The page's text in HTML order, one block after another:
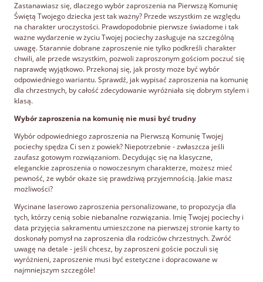
Zastanawiasz się, dlaczego wybór zaproszenia na Pierwszą Komunię
Świętą Twojego dziecka jest tak ważny? Przede wszystkim ze względu
na charakter uroczystości. Prawdopodobnie pierwsze świadome i tak
ważne wydarzenie w życiu Twojej pociechy zasługuje na szczególną
uwagę. Starannie dobrane zaproszenie nie tylko podkreśli charakter
chwili, ale przede wszystkim, pozwoli zaproszonym gościom poczuć się
naprawdę wyjątkowo. Przekonaj się, jak prosty może być wybór
odpowiedniego wariantu. Sprawdź, jak wypisać zaproszenia na komunię
dla chrzestnych, by całość zdecydowanie wyróżniała się dobrym stylem i
klasą.
Wybór zaproszenia na komunię nie musi być trudny
Wybór odpowiedniego zaproszenia na Pierwszą Komunię Twojej
pociechy spędza Ci sen z powiek? Niepotrzebnie - zwłaszcza jeśli
zaufasz gotowym rozwiązaniom. Decydując się na klasyczne,
eleganckie zaproszenia o nowoczesnym charakterze, możesz mieć
pewność, że wybór okaże się prawdziwą przyjemnością. Jakie masz
możliwości?
Wycinane laserowo zaproszenia personalizowane, to propozycja dla
tych, którzy cenią sobie niebanalne rozwiązania. Imię Twojej pociechy i
data przyjęcia sakramentu umieszczone na pierwszej stronie karty to
doskonały pomysł na zaproszenia dla rodziców chrzestnych. Zwróć
uwagę na detale - jeśli chcesz, by zaproszeni goście poczuli się
wyróżnieni, zaproszenie musi być estetyczne i dopracowane w
najmniejszym szczególe!